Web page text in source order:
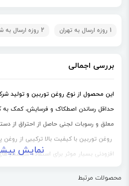
1 روزه ارسال به تهران 2 روزه ارسال به شهرستانها
بررسی اجمالی
حداقل رساندن اصطکاک و فرسایش، کمک
معلق و رسوبات لجنی حاصل از احتراق از
روغن توربین با کیفیت بالا ترکیبی از
افزودنی بسیار موثر برای استفاده سیستم
نمایش
محصولات مرتبط